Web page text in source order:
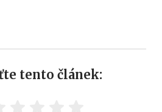
tento článek: